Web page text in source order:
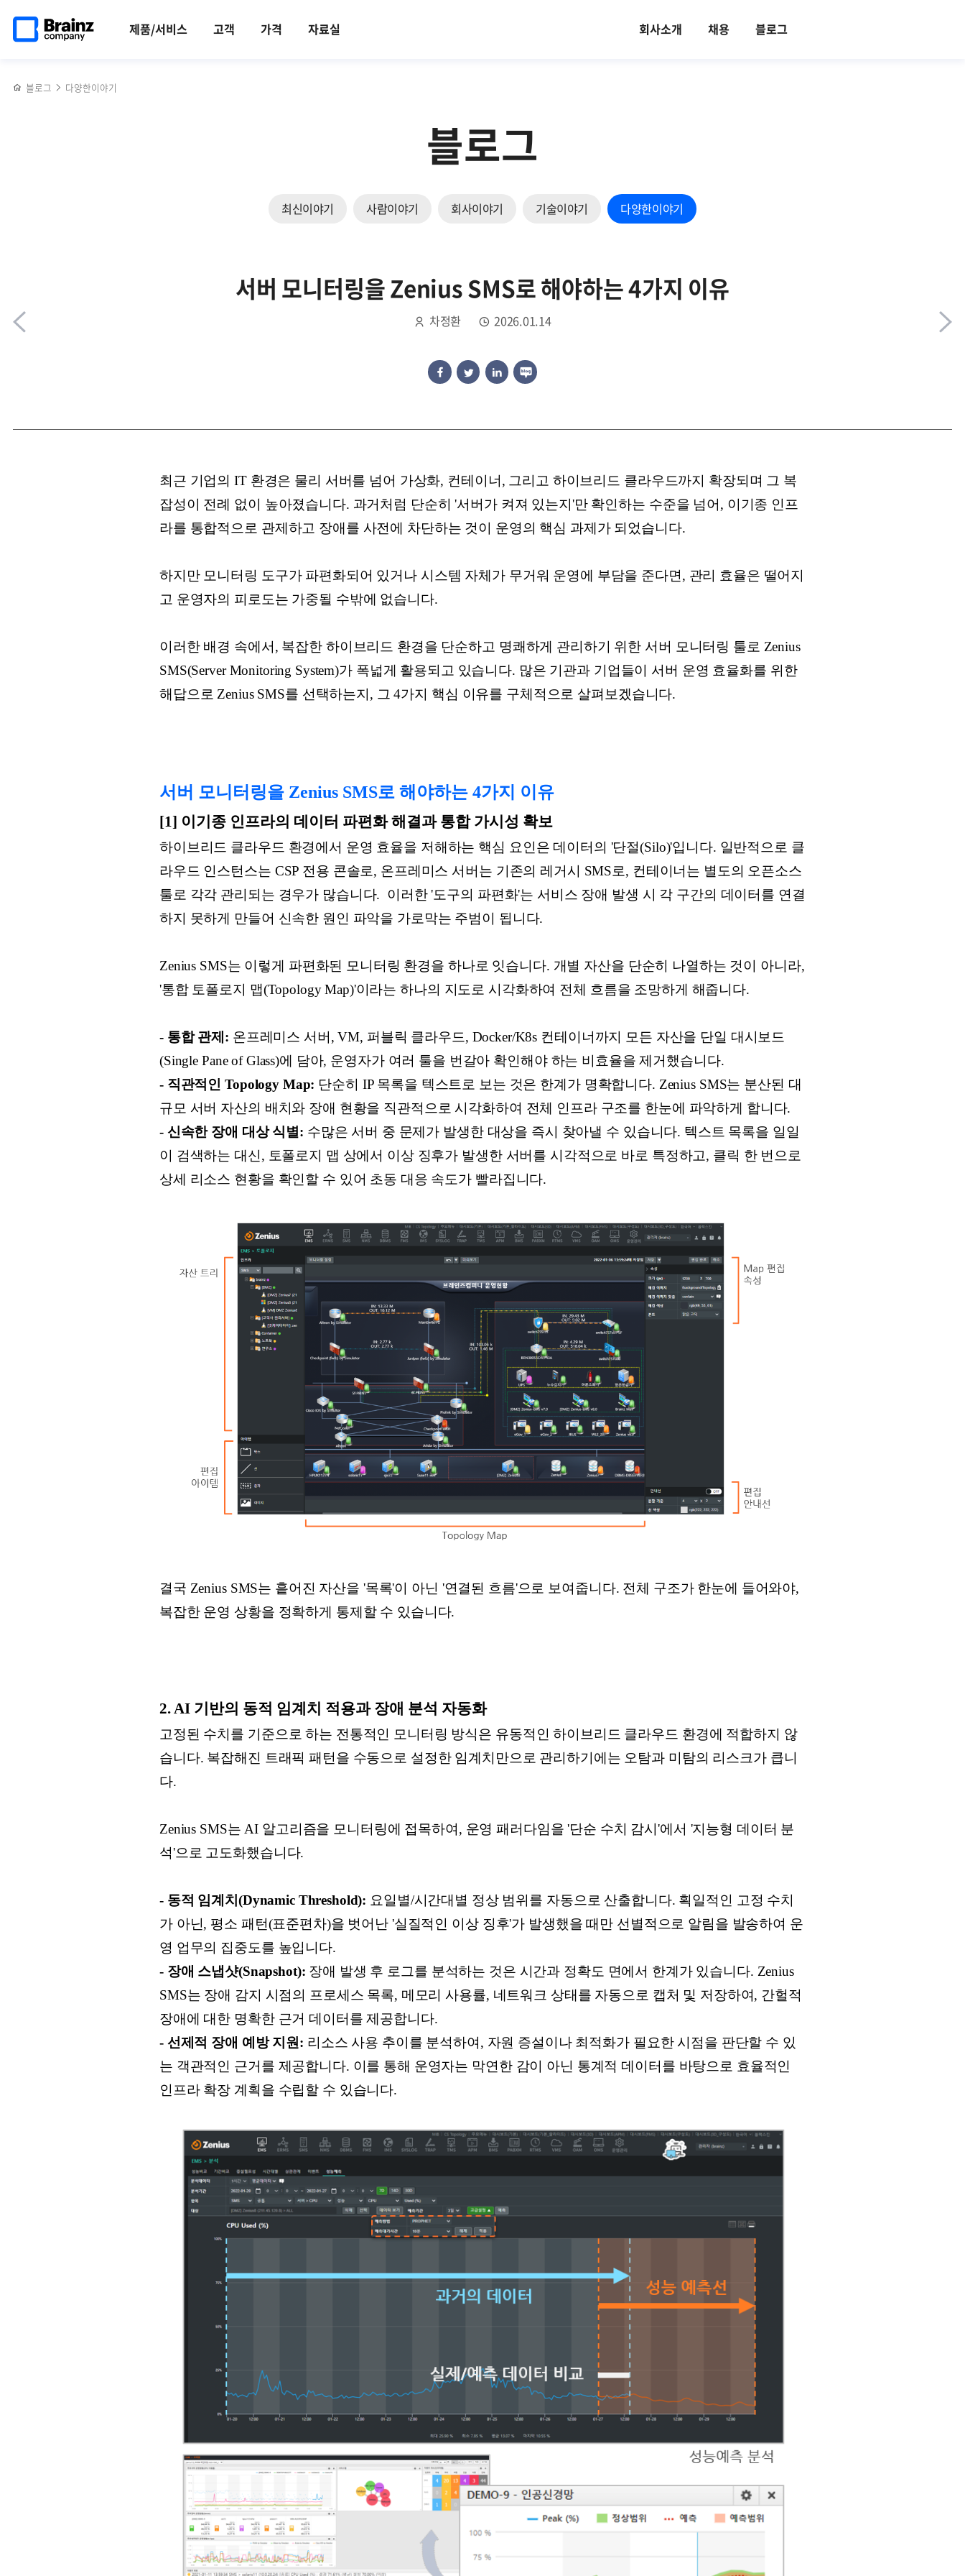
건너뛰기
제품/서비스 고객 가격 자료실 회사소개 채용 블로그
페이지로
블로그 다양한이야기
블로그
최신이야기 사람이야기 회사이야기 기술이야기 다양한이야기
2026
신년회
서버 모니터링을 Zenius SMS로 해야하는 4가지 이유
차정환 2026.01.14
공유하기
공유하기
공유하기
공유하기
상반기
영업그룹
최근 기업의 IT 환경은 물리 서버를 넘어 가상화, 컨테이너, 그리고 하이브리드 클라우드까지 확장되며 그 복
잡성이 전례 없이 높아졌습니다. 과거처럼 단순히 '서버가 켜져 있는지'만 확인하는 수준을 넘어, 이기종 인프
라를 통합적으로 관제하고 장애를 사전에 차단하는 것이 운영의 핵심 과제가 되었습니다.
하지만 모니터링 도구가 파편화되어 있거나 시스템 자체가 무거워 운영에 부담을 준다면, 관리 효율은 떨어지
고 운영자의 피로도는 가중될 수밖에 없습니다.
이러한 배경 속에서, 복잡한 하이브리드 환경을 단순하고 명쾌하게 관리하기 위한 서버 모니터링 툴로 Zenius
SMS(Server Monitoring System)가 폭넓게 활용되고 있습니다. 많은 기관과 기업들이 서버 운영 효율화를 위한
해답으로 Zenius SMS를 선택하는지, 그 4가지 핵심 이유를 구체적으로 살펴보겠습니다.
서버 모니터링을 Zenius SMS로 해야하는 4가지 이유
[1] 이기종 인프라의 데이터 파편화 해결과 통합 가시성 확보
하이브리드 클라우드 환경에서 운영 효율을 저해하는 핵심 요인은 데이터의 '단절(Silo)'입니다. 일반적으로 클
라우드 인스턴스는 CSP 전용 콘솔로, 온프레미스 서버는 기존의 레거시 SMS로, 컨테이너는 별도의 오픈소스
툴로 각각 관리되는 경우가 많습니다. 이러한 '도구의 파편화'는 서비스 장애 발생 시 각 구간의 데이터를 연결
하지 못하게 만들어 신속한 원인 파악을 가로막는 주범이 됩니다.
Zenius SMS는 이렇게 파편화된 모니터링 환경을 하나로 잇습니다. 개별 자산을 단순히 나열하는 것이 아니라,
'통합 토폴로지 맵(Topology Map)'이라는 하나의 지도로 시각화하여 전체 흐름을 조망하게 해줍니다.
- 통합 관제: 온프레미스 서버, VM, 퍼블릭 클라우드, Docker/K8s 컨테이너까지 모든 자산을 단일 대시보드
(Single Pane of Glass)에 담아, 운영자가 여러 툴을 번갈아 확인해야 하는 비효율을 제거했습니다.
- 직관적인 Topology Map: 단순히 IP 목록을 텍스트로 보는 것은 한계가 명확합니다. Zenius SMS는 분산된 대
규모 서버 자산의 배치와 장애 현황을 직관적으로 시각화하여 전체 인프라 구조를 한눈에 파악하게 합니다.
- 신속한 장애 대상 식별: 수많은 서버 중 문제가 발생한 대상을 즉시 찾아낼 수 있습니다. 텍스트 목록을 일일
이 검색하는 대신, 토폴로지 맵 상에서 이상 징후가 발생한 서버를 시각적으로 바로 특정하고, 클릭 한 번으로
상세 리소스 현황을 확인할 수 있어 초동 대응 속도가 빨라집니다.
결국 Zenius SMS는 흩어진 자산을 '목록'이 아닌 '연결된 흐름'으로 보여줍니다. 전체 구조가 한눈에 들어와야,
복잡한 운영 상황을 정확하게 통제할 수 있습니다.
2. AI 기반의 동적 임계치 적용과 장애 분석 자동화
고정된 수치를 기준으로 하는 전통적인 모니터링 방식은 유동적인 하이브리드 클라우드 환경에 적합하지 않
습니다. 복잡해진 트래픽 패턴을 수동으로 설정한 임계치만으로 관리하기에는 오탐과 미탐의 리스크가 큽니
다.
Zenius SMS는 AI 알고리즘을 모니터링에 접목하여, 운영 패러다임을 '단순 수치 감시'에서 '지능형 데이터 분
석'으로 고도화했습니다.
- 동적 임계치(Dynamic Threshold): 요일별/시간대별 정상 범위를 자동으로 산출합니다. 획일적인 고정 수치
가 아닌, 평소 패턴(표준편차)을 벗어난 '실질적인 이상 징후'가 발생했을 때만 선별적으로 알림을 발송하여 운
영 업무의 집중도를 높입니다.
- 장애 스냅샷(Snapshot): 장애 발생 후 로그를 분석하는 것은 시간과 정확도 면에서 한계가 있습니다. Zenius
SMS는 장애 감지 시점의 프로세스 목록, 메모리 사용률, 네트워크 상태를 자동으로 캡처 및 저장하여, 간헐적
장애에 대한 명확한 근거 데이터를 제공합니다.
- 선제적 장애 예방 지원: 리소스 사용 추이를 분석하여, 자원 증설이나 최적화가 필요한 시점을 판단할 수 있
는 객관적인 근거를 제공합니다. 이를 통해 운영자는 막연한 감이 아닌 통계적 데이터를 바탕으로 효율적인
인프라 확장 계획을 수립할 수 있습니다.